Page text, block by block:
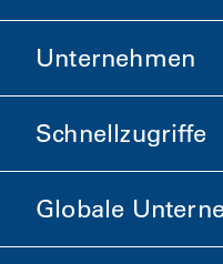
Donaldson Life
Unternehmen
Karriere
Schnellzugriffe
Investoren
Globale